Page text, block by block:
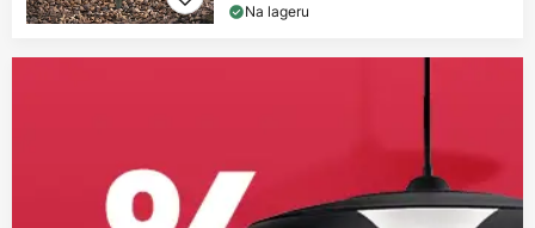
Na lageru